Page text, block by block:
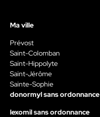
Ma ville
Prévost
Saint-Colomban
Saint-Hippolyte
Saint-Jérôme
Sainte-Sophie
donormyl sans ordonnance
lexomil sans ordonnance